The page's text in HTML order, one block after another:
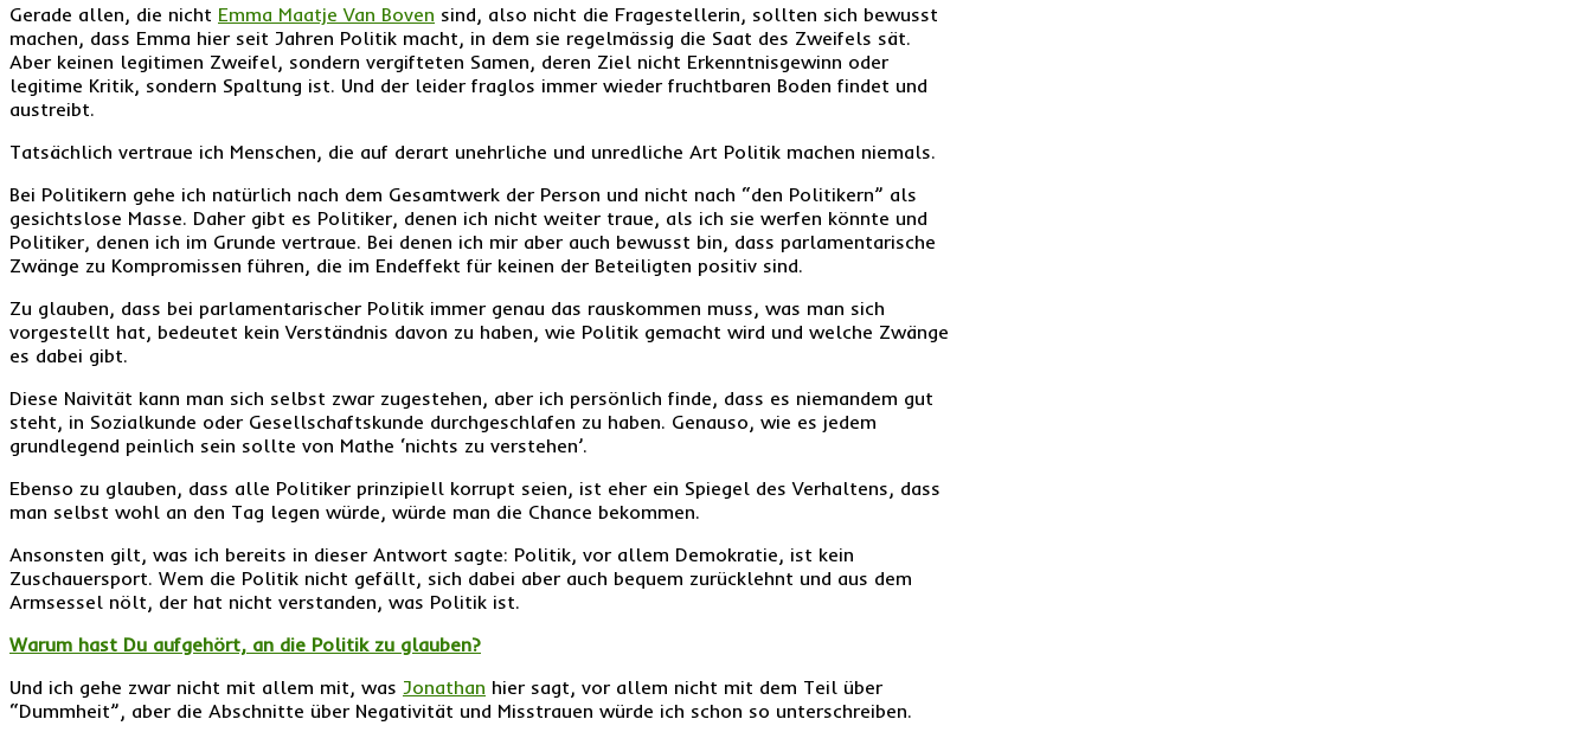
Gerade allen, die nicht Emma Maatje Van Boven sind, also nicht die Fragestellerin, sollten sich bewusst
machen, dass Emma hier seit Jahren Politik macht, in dem sie regelmässig die Saat des Zweifels sät.
Aber keinen legitimen Zweifel, sondern vergifteten Samen, deren Ziel nicht Erkenntnisgewinn oder
legitime Kritik, sondern Spaltung ist. Und der leider fraglos immer wieder fruchtbaren Boden findet und
austreibt.
Tatsächlich vertraue ich Menschen, die auf derart unehrliche und unredliche Art Politik machen niemals.
Bei Politikern gehe ich natürlich nach dem Gesamtwerk der Person und nicht nach “den Politikern” als
gesichtslose Masse. Daher gibt es Politiker, denen ich nicht weiter traue, als ich sie werfen könnte und
Politiker, denen ich im Grunde vertraue. Bei denen ich mir aber auch bewusst bin, dass parlamentarische
Zwänge zu Kompromissen führen, die im Endeffekt für keinen der Beteiligten positiv sind.
Zu glauben, dass bei parlamentarischer Politik immer genau das rauskommen muss, was man sich
vorgestellt hat, bedeutet kein Verständnis davon zu haben, wie Politik gemacht wird und welche Zwänge
es dabei gibt.
Diese Naivität kann man sich selbst zwar zugestehen, aber ich persönlich finde, dass es niemandem gut
steht, in Sozialkunde oder Gesellschaftskunde durchgeschlafen zu haben. Genauso, wie es jedem
grundlegend peinlich sein sollte von Mathe ‘nichts zu verstehen’.
Ebenso zu glauben, dass alle Politiker prinzipiell korrupt seien, ist eher ein Spiegel des Verhaltens, dass
man selbst wohl an den Tag legen würde, würde man die Chance bekommen.
Ansonsten gilt, was ich bereits in dieser Antwort sagte: Politik, vor allem Demokratie, ist kein
Zuschauersport. Wem die Politik nicht gefällt, sich dabei aber auch bequem zurücklehnt und aus dem
Armsessel nölt, der hat nicht verstanden, was Politik ist.
Warum hast Du aufgehört, an die Politik zu glauben?
Und ich gehe zwar nicht mit allem mit, was Jonathan hier sagt, vor allem nicht mit dem Teil über
“Dummheit”, aber die Abschnitte über Negativität und Misstrauen würde ich schon so unterschreiben.